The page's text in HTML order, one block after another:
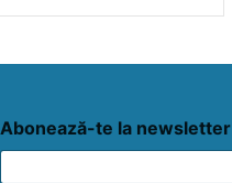
Abonează-te la newsletter